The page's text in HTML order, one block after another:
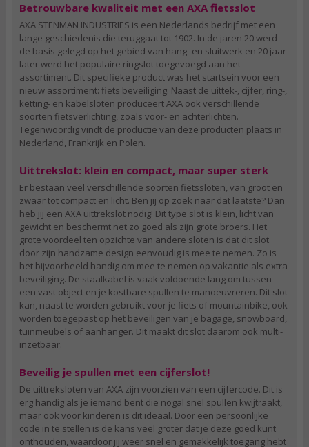
Betrouwbare kwaliteit met een AXA fietsslot
AXA STENMAN INDUSTRIES is een Nederlands bedrijf met een
lange geschiedenis die teruggaat tot 1902. In de jaren 20 werd
de basis gelegd op het gebied van hang- en sluitwerk en 20 jaar
later werd het populaire ringslot toegevoegd aan het
assortiment. Dit specifieke product was het startsein voor een
nieuw assortiment: fiets beveiliging. Naast de uittek-, cijfer, ring-,
ketting- en kabelsloten produceert AXA ook verschillende
soorten fietsverlichting, zoals voor- en achterlichten.
Tegenwoordig vindt de productie van deze producten plaats in
Nederland, Frankrijk en Polen.
Uittrekslot: klein en compact, maar super sterk
Er bestaan veel verschillende soorten fietssloten, van groot en
zwaar tot compact en licht. Ben jij op zoek naar dat laatste? Dan
heb jij een AXA uittrekslot nodig! Dit type slot is klein, licht van
gewicht en beschermt net zo goed als zijn grote broers. Het
grote voordeel ten opzichte van andere sloten is dat dit slot
door zijn handzame design eenvoudig is mee te nemen. Zo is
het bijvoorbeeld handig om mee te nemen op vakantie als extra
beveiliging. De staalkabel is vaak voldoende lang om tussen
een vast object en je kostbare spullen te manoeuvreren. Dit slot
kan, naast te worden gebruikt voor je fiets of mountainbike, ook
worden toegepast op het beveiligen van je bagage, snowboard,
tuinmeubels of aanhanger. Dit maakt dit slot daarom ook multi-
inzetbaar.
Beveilig je spullen met een cijferslot!
De uittreksloten van AXA zijn voorzien van een cijfercode. Dit is
erg handig als je iemand bent die nogal snel spullen kwijtraakt,
maar ook voor kinderen is dit ideaal. Door een persoonlijke
code in te stellen is de kans veel groter dat je deze goed kunt
onthouden, waardoor jij weer snel en gemakkelijk toegang hebt